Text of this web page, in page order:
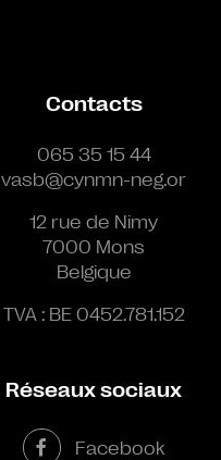
Contacts
065 35 15 44
vasb@cynmn-neg.or
12 rue de Nimy
7000 Mons
Belgique
TVA : BE 0452.781.152
Réseaux sociaux
Facebook